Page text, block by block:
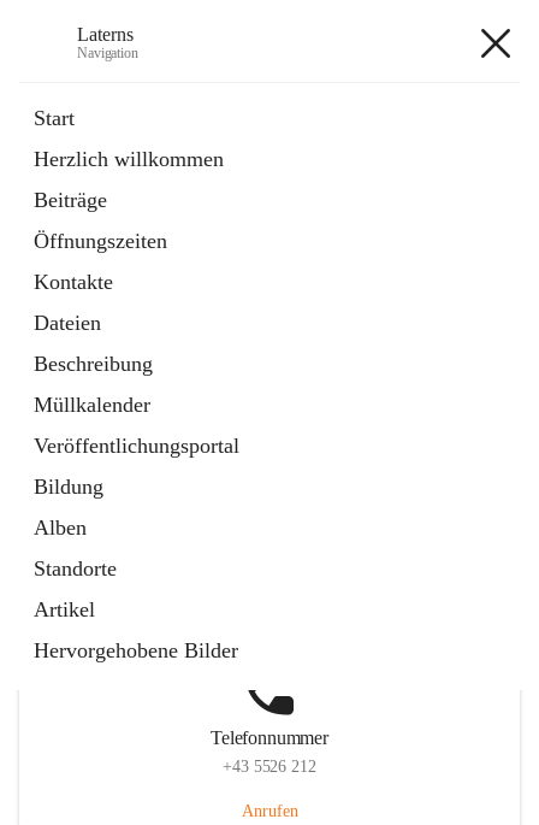
Laterns
Navigation
Start
Herzlich willkommen
Beiträge
Öffnungszeiten
Kontakte
Dateien
Beschreibung
Müllkalender
Veröffentlichungsportal
Bildung
Alben
Standorte
Artikel
Hervorgehobene Bilder
11 Schnellzugriffe
Soziales
1 Schnellzugriff
Telefonnummer
+43 5526 212
Anrufen